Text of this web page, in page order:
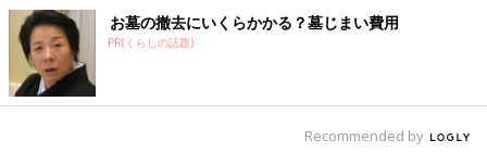
お墓の撤去にいくらかかる？墓じまい費用
PR(くらしの話題)
Recommended by